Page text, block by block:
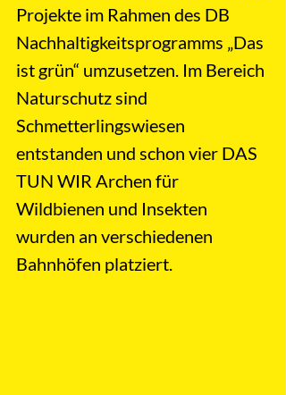
Projekte im Rahmen des DB
Nachhaltigkeitsprogramms „Das
ist grün“ umzusetzen. Im Bereich
Naturschutz sind
Schmetterlingswiesen
entstanden und schon vier DAS
TUN WIR Archen für
Wildbienen und Insekten
wurden an verschiedenen
Bahnhöfen platziert.